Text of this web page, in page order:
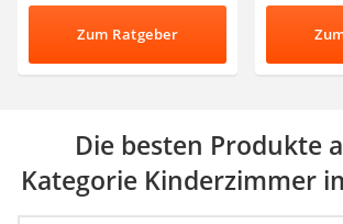
Zum Ratgeber
Die besten Produkte
Kategorie Kinderzimmer